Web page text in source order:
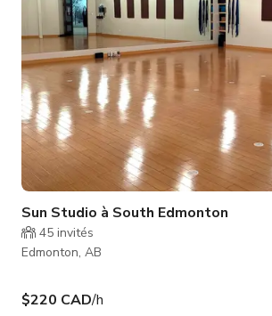
Sun Studio à South Edmonton
45 invités
Edmonton, AB
$220 CAD/h